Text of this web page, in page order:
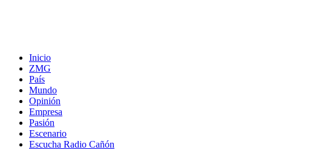
Inicio
ZMG
País
Mundo
Opinión
Empresa
Pasión
Escenario
Escucha Radio Cañón